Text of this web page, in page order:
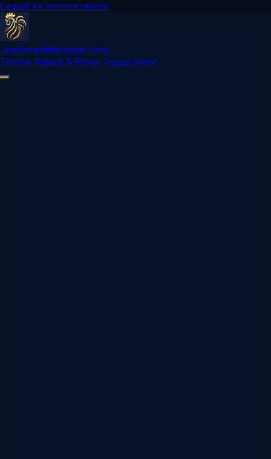
Lewati ke konten utama
JualEmasMakassar.com
Terima Antam & Emas Tanpa Surat